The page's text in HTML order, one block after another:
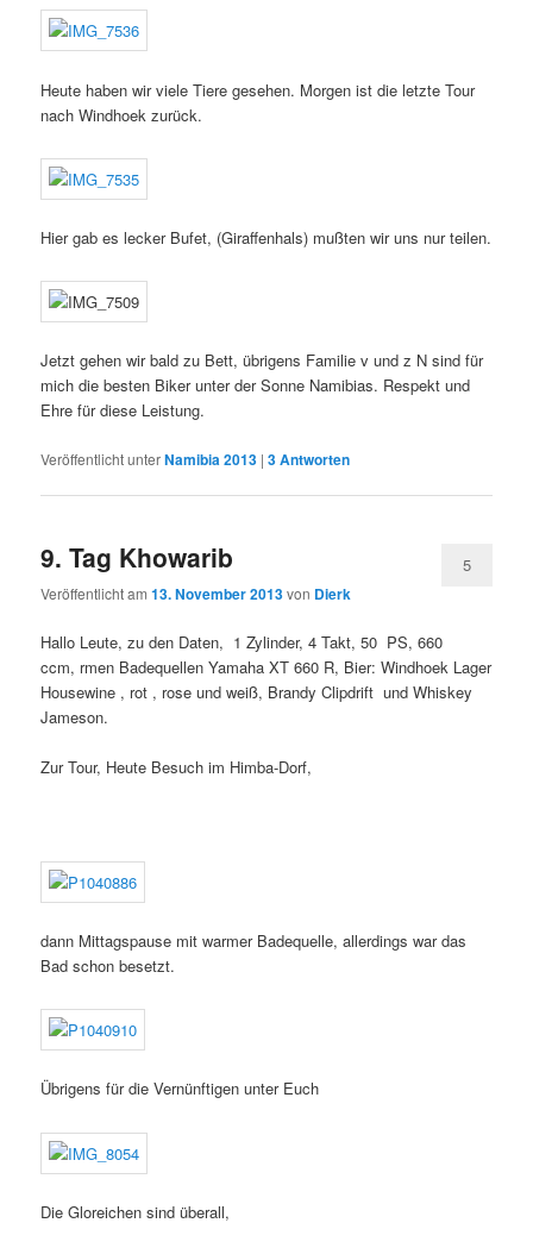
Heute haben wir viele Tiere gesehen. Morgen ist die letzte Tour
nach Windhoek zurück.
Hier gab es lecker Bufet, (Giraffenhals) mußten wir uns nur teilen.
Jetzt gehen wir bald zu Bett, übrigens Familie v und z N sind für
mich die besten Biker unter der Sonne Namibias. Respekt und
Ehre für diese Leistung.
Veröffentlicht unterNamibia 2013 |3Antworten
9. Tag Khowarib
Veröffentlicht am13. November 2013von Dierk
5
Hallo Leute, zu den Daten, 1 Zylinder, 4 Takt, 50 PS, 660
ccm, rmen Badequellen Yamaha XT 660 R, Bier: Windhoek Lager
Housewine , rot , rose und weiß, Brandy Clipdrift und Whiskey
Jameson.
Zur Tour, Heute Besuch im Himba-Dorf,
dann Mittagspause mit warmer Badequelle, allerdings war das
Bad schon besetzt.
Übrigens für die Vernünftigen unter Euch
Die Gloreichen sind überall,